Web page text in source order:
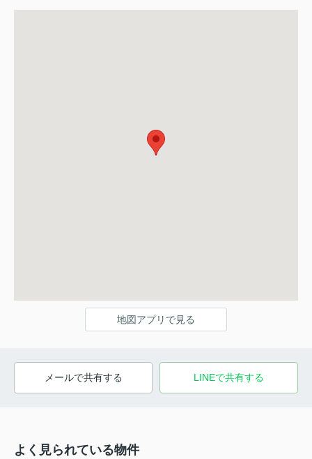
地図アプリで見る
メールで共有する LINEで共有する
よく見られている物件